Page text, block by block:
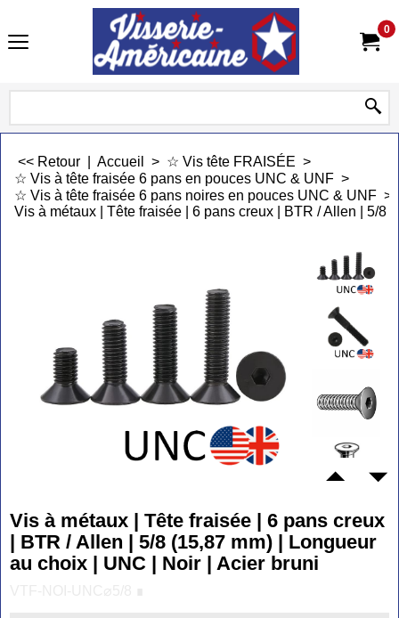
0
<< Retour Accueil > ☆ Vis tête FRAISÉE >
☆ Vis à tête fraisée 6 pans en pouces UNC & UNF >
☆ Vis à tête fraisée 6 pans noires en pouces UNC & UNF >
Vis à métaux | Tête fraisée | 6 pans creux | BTR / Allen | 5/8
Vis à métaux | Tête fraisée | 6 pans creux
| BTR / Allen | 5/8 (15,87 mm) | Longueur
au choix | UNC | Noir | Acier bruni